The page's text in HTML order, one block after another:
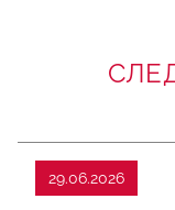
29.06.2026